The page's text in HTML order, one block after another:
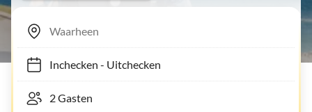
Inchecken- Uitchecken